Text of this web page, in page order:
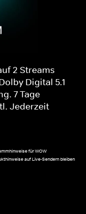
2 Streams
Digital 5.1
7 Tage
Jederzeit
für WOW
auf Live-Sendern bleiben